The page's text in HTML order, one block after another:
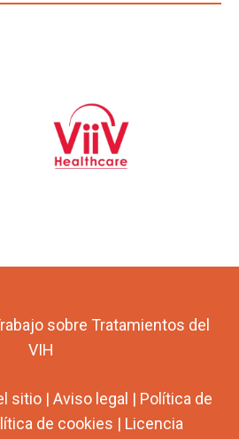
sobre Tratamientos del
VIH
sitio | Aviso legal | Política de
de cookies | Licencia